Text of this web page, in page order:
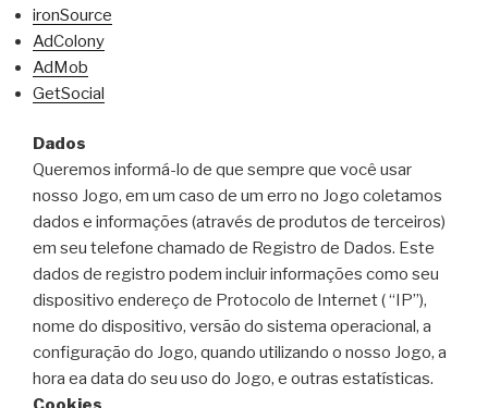
ironSource
AdColony
AdMob
GetSocial
Dados
Queremos informá-lo de que sempre que você usar
nosso Jogo, em um caso de um erro no Jogo coletamos
dados e informações (através de produtos de terceiros)
em seu telefone chamado de Registro de Dados. Este
dados de registro podem incluir informações como seu
dispositivo endereço de Protocolo de Internet ( “IP”),
nome do dispositivo, versão do sistema operacional, a
configuração do Jogo, quando utilizando o nosso Jogo, a
hora ea data do seu uso do Jogo, e outras estatísticas.